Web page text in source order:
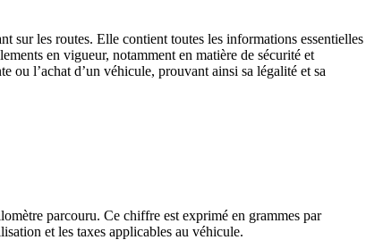
les routes. Elle contient toutes les informations essentielles
en vigueur, notamment en matière de sécurité et
ou l’achat d’un véhicule, prouvant ainsi sa légalité et sa
parcouru. Ce chiffre est exprimé en grammes par
et les taxes applicables au véhicule.